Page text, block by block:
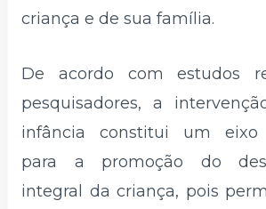
criança e de sua família.
De acordo com estudos
pesquisadores, a
infância constitui um eixo
para a promoção do
integral da criança, pois